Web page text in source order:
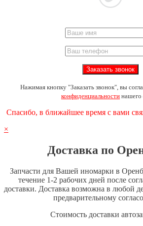
Нажимая кнопку "Заказать звонок", вы
конфиденциальности нашего
Спасибо, в ближайшее время с вами
×
Доставка по
Запчасти для Вашей иномарки в
течение 1-2 рабочих дней после
доставки. Доставка возможна в любой
предварительному
Стоимость доставки